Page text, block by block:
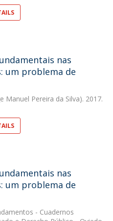
nas
um problema de
Manuel Pereira da Silva). 2017.
nas
um problema de
- Cuadernos